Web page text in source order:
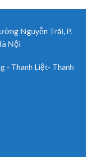
Nguyễn Trãi, P.
Nội
Thanh Liệt- Thanh